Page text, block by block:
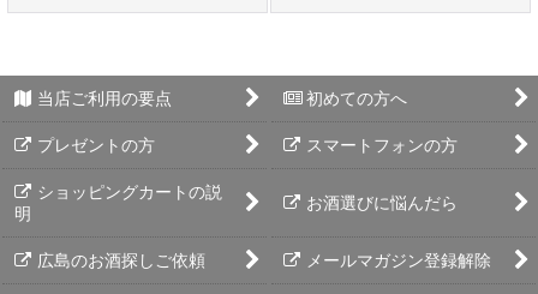
当店ご利用の要点 初めての方へ
プレゼントの方 スマートフォンの方
ショッピングカートの説
明
お酒選びに悩んだら
広島のお酒探しご依頼 メールマガジン登録解除